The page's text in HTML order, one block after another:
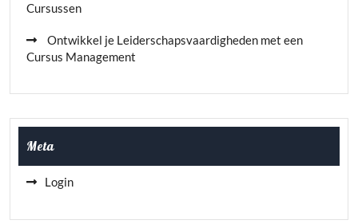
Cursussen
Ontwikkel je Leiderschapsvaardigheden met een
Cursus Management
Meta
Login